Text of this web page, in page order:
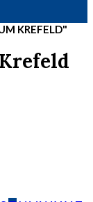
KREFELD"